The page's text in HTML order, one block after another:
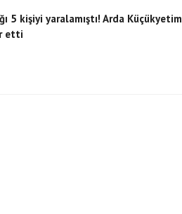
5 kişiyi yaralamıştı! Arda Küçükyetim
etti